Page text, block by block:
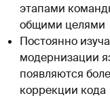
этапами
общими целями
Постоянно
модернизации
появляются
коррекции кода